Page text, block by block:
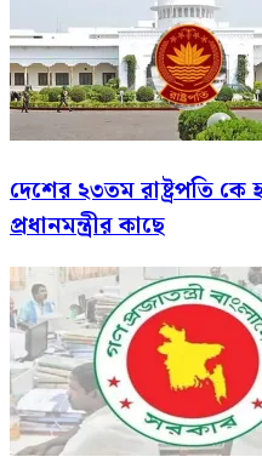
দেশের ২৩তম রাষ্ট্রপতি কে
প্রধানমন্ত্রীর কাছে